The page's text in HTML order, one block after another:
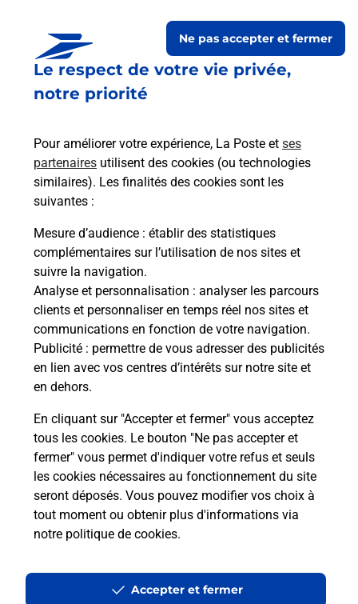
Le respect de votre vie privée,
notre priorité
Pour améliorer votre expérience, La Poste et ses
partenaires utilisent des cookies (ou technologies
similaires). Les finalités des cookies sont les
suivantes :
Mesure d’audience : établir des statistiques
complémentaires sur l’utilisation de nos sites et
suivre la navigation.
Analyse et personnalisation : analyser les parcours
clients et personnaliser en temps réel nos sites et
communications en fonction de votre navigation.
Publicité : permettre de vous adresser des publicités
en lien avec vos centres d’intérêts sur notre site et
en dehors.
En cliquant sur "Accepter et fermer" vous acceptez
tous les cookies. Le bouton "Ne pas accepter et
fermer" vous permet d'indiquer votre refus et seuls
les cookies nécessaires au fonctionnement du site
seront déposés. Vous pouvez modifier vos choix à
tout moment ou obtenir plus d'informations via
notre politique de cookies.
Ne pas accepter et fermer
Accepter et fermer
Boîte aux lettres La Poste
10 Route De Decize
03230 Gannay Sur Loire
Le lien s'ouvre dans un nouvel onglet
Boîte aux lettres La Poste
Prochaine collecte du courriersamedi à 09h00
Port Des Vanneaux
03230 Gannay Sur Loire
Le lien s'ouvre dans un nouvel onglet
Localiser Liste Boîtes aux lettres Allier Gannay Sur Loire
Accessibilité : partiellement conforme